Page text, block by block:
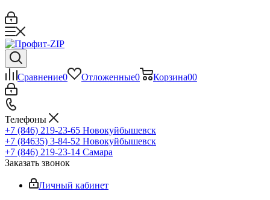
Сравнение0 Отложенные0 Корзина00
Телефоны
+7 (846) 219-23-65 Новокуйбышевск
+7 (84635) 3-84-52 Новокуйбышевск
+7 (846) 219-23-14 Самара
Заказать звонок
Личный кабинет